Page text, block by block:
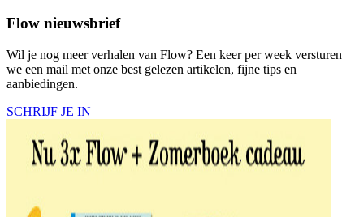
Flow nieuwsbrief
Wil je nog meer verhalen van Flow? Een keer per week versturen
we een mail met onze best gelezen artikelen, fijne tips en
aanbiedingen.
SCHRIJF JE IN